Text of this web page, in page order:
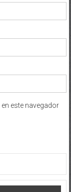
este navegador